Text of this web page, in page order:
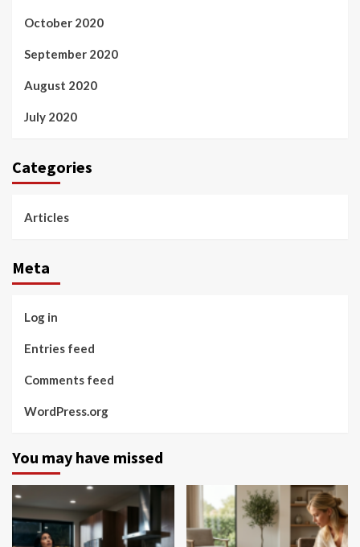
October 2020
September 2020
August 2020
July 2020
Categories
Articles
Meta
Log in
Entries feed
Comments feed
WordPress.org
You may have missed